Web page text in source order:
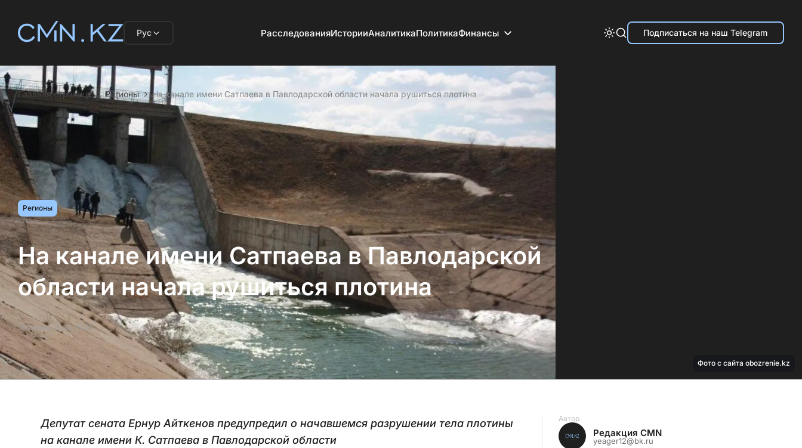
Рус РасследованияИсторииАналитикаПолитикаФинансы Подписаться на наш Telegram
Главная страница Регионы На канале имени Сатпаева в Павлодарской области начала рушиться плотина
Регионы
На канале имени Сатпаева в Павлодарской
области начала рушиться плотина
18 января 2024, 16:28
Фото с сайта obozrenie.kz
Депутат сената Ернур Айткенов предупредил о начавшемся разрушении тела плотины
на канале имени К. Сатпаева в Павлодарской области
Автор
Редакция CMN
yeager12@bk.ru